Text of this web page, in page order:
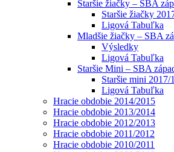
Staršie žiačky – SBA
Staršie žiačky
Ligová Tabuľka
Mladšie žiačky – SBA
Výsledky
Ligová Tabuľka
Staršie Mini – SBA
Staršie mini
Ligová Tabuľka
Hracie obdobie 2014/2015
Hracie obdobie 2013/2014
Hracie obdobie 2012/2013
Hracie obdobie 2011/2012
Hracie obdobie 2010/2011